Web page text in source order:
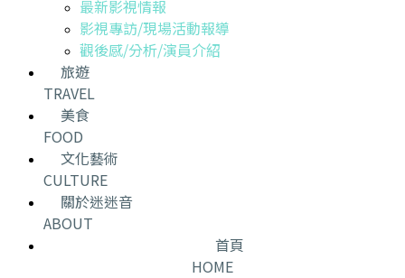
最新影視情報
影視專訪/現場活動報導
觀後感/分析/演員介紹
旅遊
TRAVEL
美食
FOOD
文化藝術
CULTURE
關於迷迷音
ABOUT
首頁
HOME